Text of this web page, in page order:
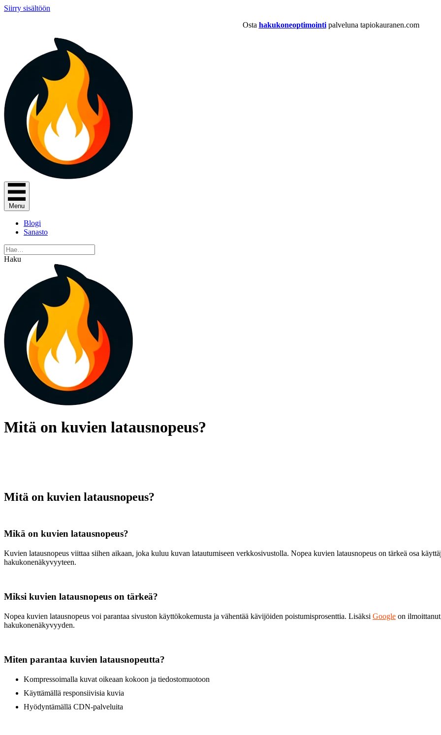
Siirry sisältöön
Osta hakukoneoptimointi palveluna tapiokauranen.com
Menu
Blogi
Sanasto
Haku
Mitä on kuvien latausnopeus?
Mitä on kuvien latausnopeus?
Mikä on kuvien latausnopeus?
Kuvien latausnopeus viittaa siihen aikaan, joka kuluu kuvan latautumiseen verkkosivustolla. Nopea kuvien latausnopeus on tärkeä osa
hakukonenäkyvyyteen.
Miksi kuvien latausnopeus on tärkeä?
Nopea kuvien latausnopeus voi parantaa sivuston käyttökokemusta ja vähentää kävijöiden poistumisprosenttia. Lisäksi Google on
hakukonenäkyvyyden.
Miten parantaa kuvien latausnopeutta?
Kompressoimalla kuvat oikeaan kokoon ja tiedostomuotoon
Käyttämällä responsiivisia kuvia
Hyödyntämällä CDN-palveluita